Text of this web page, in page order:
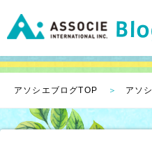
アソシエブログTOP アソ